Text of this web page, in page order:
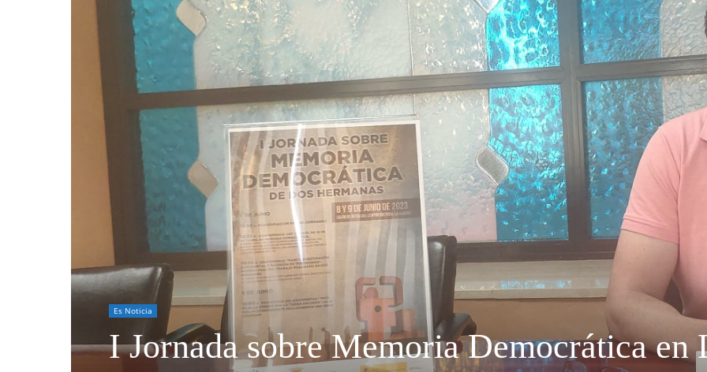
Semana
Es Noticia
I Jornada sobre Memoria Democrática en